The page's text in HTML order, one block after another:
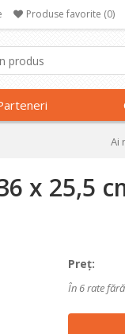
Produse favorite (0)
Ai
x 25,5
Preţ:
În 6 rate